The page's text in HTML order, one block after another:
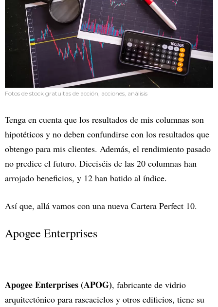
Fotos de stock gratuitas de acción, acciones, análisis
Tenga en cuenta que los resultados de mis columnas son
hipotéticos y no deben confundirse con los resultados que
obtengo para mis clientes. Además, el rendimiento pasado
no predice el futuro. Dieciséis de las 20 columnas han
arrojado beneficios, y 12 han batido al índice.
Así que, allá vamos con una nueva Cartera Perfect 10.
Apogee Enterprises
Apogee Enterprises (APOG), fabricante de vidrio
arquitectónico para rascacielos y otros edificios, tiene su